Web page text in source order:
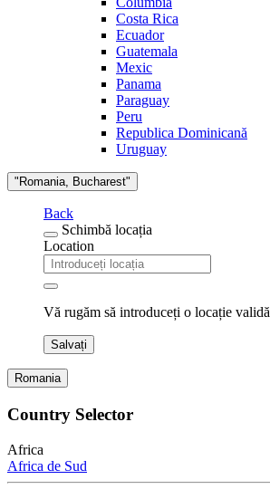
Costa Rica
Ecuador
Guatemala
Mexic
Panama
Paraguay
Peru
Republica Dominicană
Uruguay
"Romania, Bucharest"
Back
Schimbă locația
Location
Vă rugăm să introduceți o locație validă
Salvați
Romania
Country Selector
Africa
Africa de Sud